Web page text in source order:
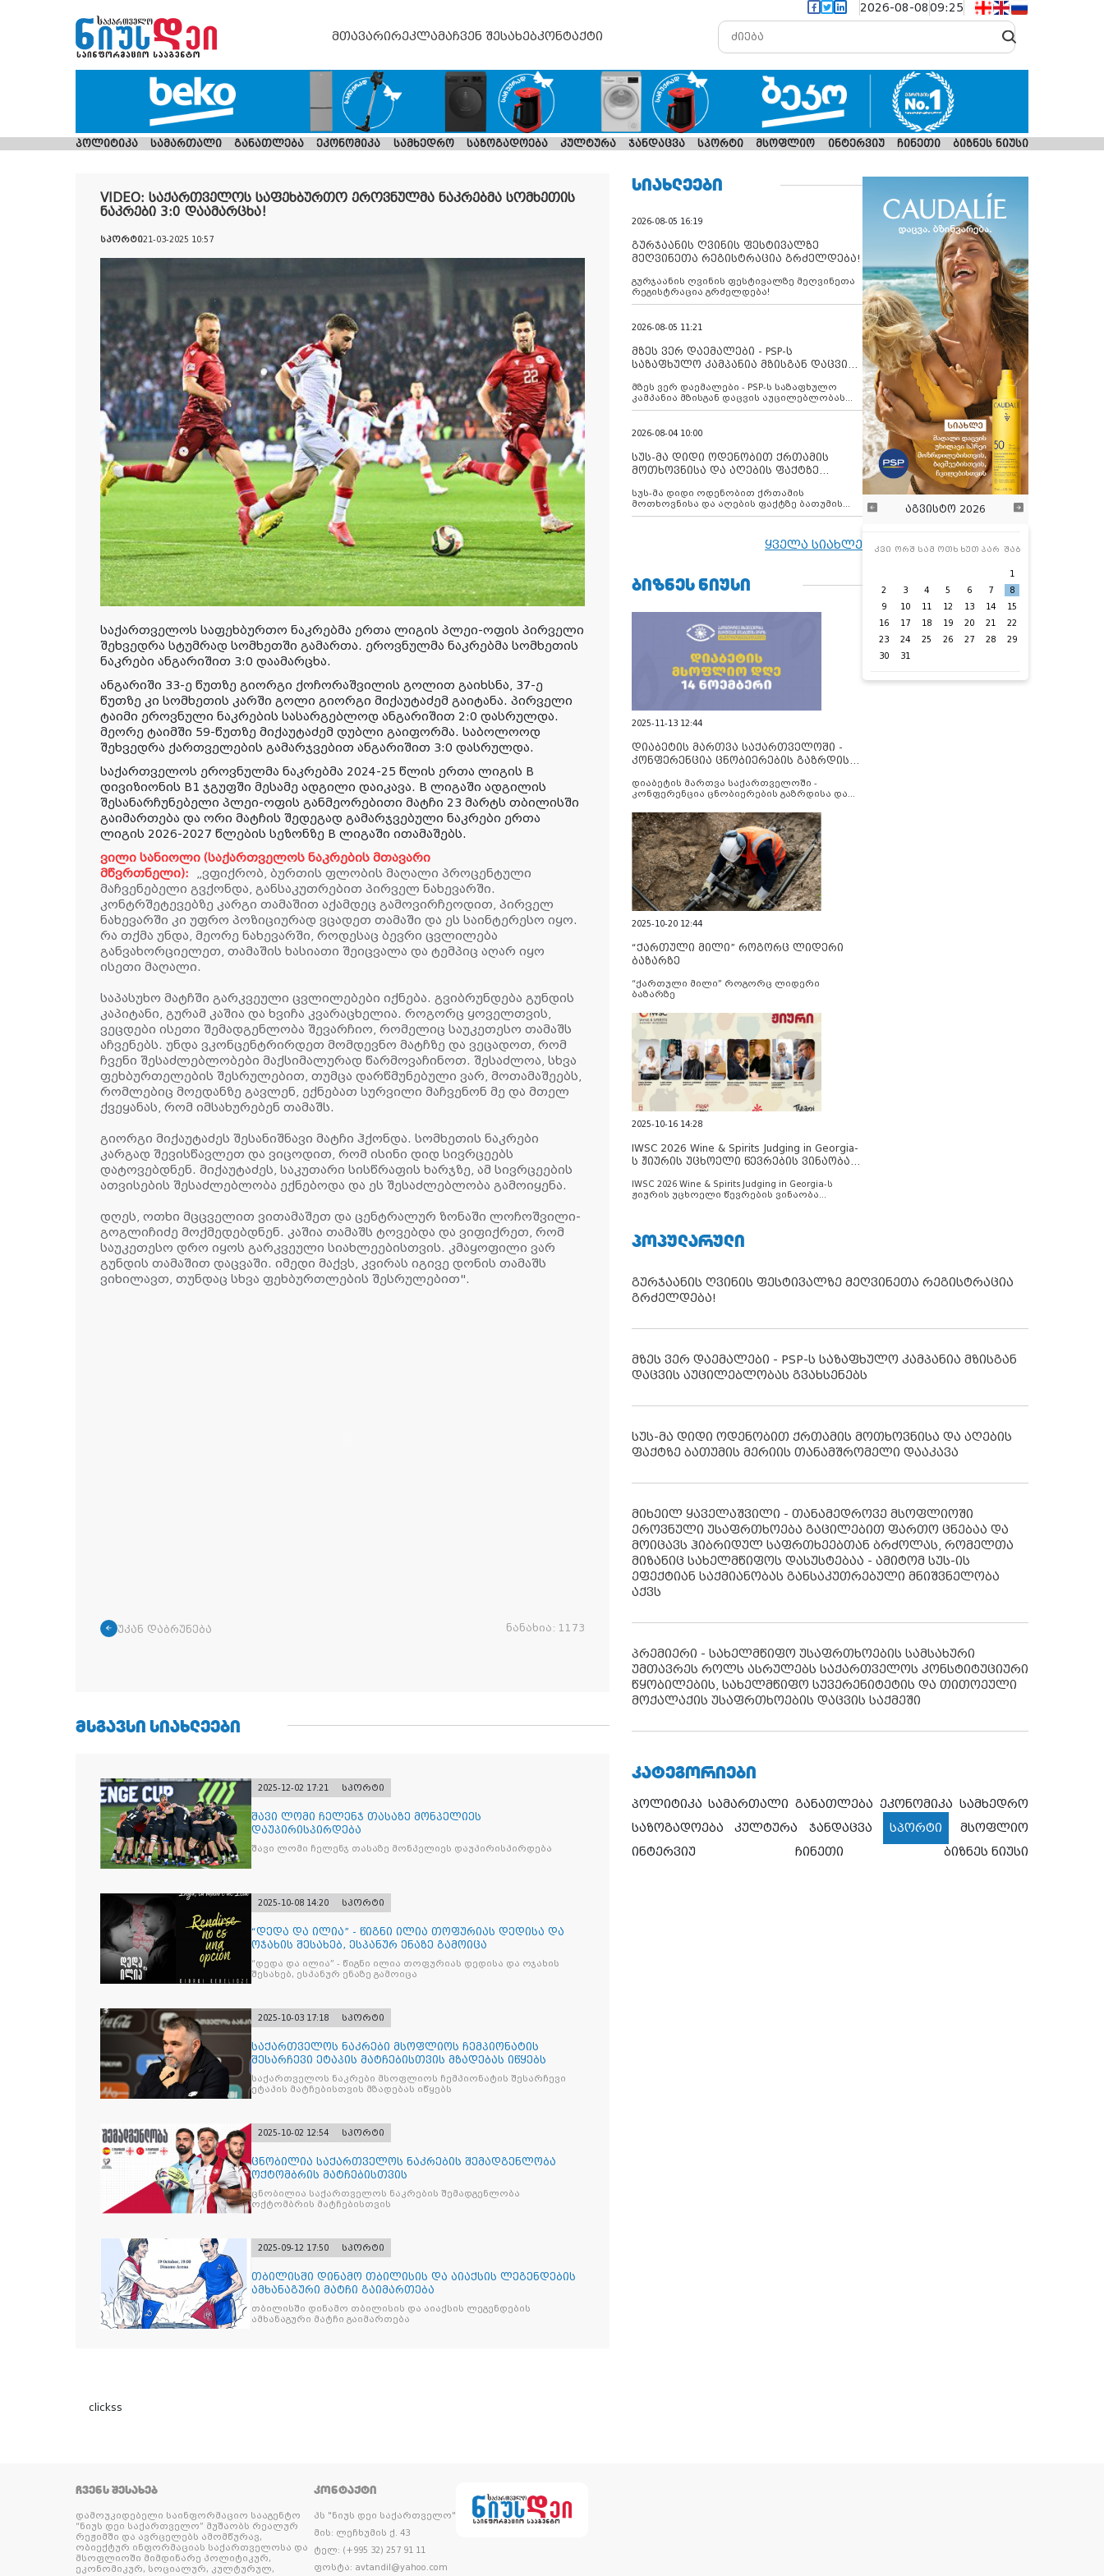
2026-08-0809:25
მთავარირეკლამაჩვენ შესახებკონტაქტი
პოლიტიკა სამართალი განათლება ეკონომიკა სამხედრო საზოგადოება კულტურა ჯანდაცვა სპორტი მსოფლიო ინტერვიუ ჩინეთი ბიზნეს ნიუსი
VIDEO: საქართველოს საფეხბურთო ეროვნულმა ნაკრებმა სომხეთის
ნაკრები 3:0 დაამარცხა!
სპორტი21-03-2025 10:57
საქართველოს საფეხბურთო ნაკრებმა ერთა ლიგის პლეი-ოფის პირველი
შეხვედრა სტუმრად სომხეთში გამართა. ეროვნულმა ნაკრებმა სომხეთის
ნაკრები ანგარიშით 3:0 დაამარცხა.
ანგარიში 33-ე წუთზე გიორგი ქოჩორაშვილის გოლით გაიხსნა, 37-ე
წუთზე კი სომხეთის კარში გოლი გიორგი მიქაუტაძემ გაიტანა. პირველი
ტაიმი ეროვნული ნაკრების სასარგებლოდ ანგარიშით 2:0 დასრულდა.
მეორე ტაიმში 59-წუთზე მიქაუტაძემ დუბლი გაიფორმა. საბოლოოდ
შეხვედრა ქართველების გამარჯვებით ანგარიშით 3:0 დასრულდა.
საქართველოს ეროვნულმა ნაკრებმა 2024-25 წლის ერთა ლიგის B
დივიზიონის B1 ჯგუფში მესამე ადგილი დაიკავა. B ლიგაში ადგილის
შესანარჩუნებელი პლეი-ოფის განმეორებითი მატჩი 23 მარტს თბილისში
გაიმართება და ორი მატჩის შედეგად გამარჯვებული ნაკრები ერთა
ლიგის 2026-2027 წლების სეზონზე B ლიგაში ითამაშებს.
ვილი სანიოლი (საქართველოს ნაკრების მთავარი
მწვრთნელი): „ვფიქრობ, ბურთის ფლობის მაღალი პროცენტული
მაჩვენებელი გვქონდა, განსაკუთრებით პირველ ნახევარში.
კონტრშეტევებზე კარგი თამაშით აქამდეც გამოვირჩეოდით, პირველ
ნახევარში კი უფრო პოზიციურად ვცადეთ თამაში და ეს საინტერესო იყო.
რა თქმა უნდა, მეორე ნახევარში, როდესაც ბევრი ცვლილება
განვახორციელეთ, თამაშის ხასიათი შეიცვალა და ტემპიც აღარ იყო
ისეთი მაღალი.
საპასუხო მატჩში გარკვეული ცვლილებები იქნება. გვიბრუნდება გუნდის
კაპიტანი, გურამ კაშია და ხვიჩა კვარაცხელია. როგორც ყოველთვის,
ვეცდები ისეთი შემადგენლობა შევარჩიო, რომელიც საუკეთესო თამაშს
აჩვენებს. უნდა ვკონცენტრირდეთ მომდევნო მატჩზე და ვეცადოთ, რომ
ჩვენი შესაძლებლობები მაქსიმალურად წარმოვაჩინოთ. შესაძლოა, სხვა
ფეხბურთელების შესრულებით, თუმცა დარწმუნებული ვარ, მოთამაშეებს,
რომლებიც მოედანზე გავლენ, ექნებათ სურვილი მაჩვენონ მე და მთელ
ქვეყანას, რომ იმსახურებენ თამაშს.
გიორგი მიქაუტაძეს შესანიშნავი მატჩი ჰქონდა. სომხეთის ნაკრები
კარგად შევისწავლეთ და ვიცოდით, რომ ისინი დიდ სივრცეებს
დატოვებდნენ. მიქაუტაძეს, საკუთარი სისწრაფის ხარჯზე, ამ სივრცეების
ათვისების შესაძლებლობა ექნებოდა და ეს შესაძლებლობა გამოიყენა.
დღეს, ოთხი მცცველით ვითამაშეთ და ცენტრალურ ზონაში ლოჩოშვილი-
გოგლიჩიძე მოქმედებდნენ. კაშია თამაშს ტოვებდა და ვიფიქრეთ, რომ
საუკეთესო დრო იყოს გარკვეული სიახლეებისთვის. კმაყოფილი ვარ
გუნდის თამაშით დაცვაში. იმედი მაქვს, კვირას იგივე დონის თამაშს
ვიხილავთ, თუნდაც სხვა ფეხბურთლების შესრულებით".
უკან დაბრუნება ნანახია: 1173
ᲛᲡᲒᲐᲕᲡᲘ ᲡᲘᲐᲮᲚᲔᲔᲑᲘ
2025-12-02 17:21 სპორტი
შავი ლომი ჩელენჯ თასაზე მონპელიეს
დაუპირისპირდება
შავი ლომი ჩელენჯ თასაზე მონპელიეს დაუპირისპირდება
2025-10-08 14:20 სპორტი
“დედა და ილია” - წიგნი ილია თოფურიას დედისა და
ოჯახის შესახებ, ესპანურ ენაზე გამოიცა
“დედა და ილია” - წიგნი ილია თოფურიას დედისა და ოჯახის
შესახებ, ესპანურ ენაზე გამოიცა
2025-10-03 17:18 სპორტი
საქართველოს ნაკრები მსოფლიოს ჩემპიონატის
შესარჩევი ეტაპის მატჩებისთვის მზადებას იწყებს
საქართველოს ნაკრები მსოფლიოს ჩემპიონატის შესარჩევი
ეტაპის მატჩებისთვის მზადებას იწყებს
2025-10-02 12:54 სპორტი
ცნობილია საქართველოს ნაკრების შემადგენლობა
ოქტომბრის მატჩებისთვის
ცნობილია საქართველოს ნაკრების შემადგენლობა
ოქტომბრის მატჩებისთვის
2025-09-12 17:50 სპორტი
თბილისში დინამო თბილისის და აიაქსის ლეგენდების
ამხანაგური მატჩი გაიმართება
თბილისში დინამო თბილისის და აიაქსის ლეგენდების
ამხანაგური მატჩი გაიმართება
clickss
ᲡᲘᲐᲮᲚᲔᲔᲑᲘ
2026-08-05 16:19
გურჯაანის ღვინის ფესტივალზე
მეღვინეთა რეგისტრაცია გრძელდება!
გურჯაანის ღვინის ფესტივალზე მეღვინეთა
რეგისტრაცია გრძელდება!
2026-08-05 11:21
მზეს ვერ დაემალები - PSP-ს
საზაფხულო კამპანია მზისგან დაცვის
მზეს ვერ დაემალები - PSP-ს საზაფხულო
კამპანია მზისგან დაცვის აუცილებლობას
გვახსენებს
2026-08-04 10:00
სუს-მა დიდი ოდენობით ქრთამის
მოთხოვნისა და აღების ფაქტზე
დააკავა
სუს-მა დიდი ოდენობით ქრთამის
მოთხოვნისა და აღების ფაქტზე ბათუმის
მერიის თანამშრომელი დააკავა
ყველა სიახლე
ᲑᲘᲖᲜᲔᲡ ᲜᲘᲣᲡᲘ
2025-11-13 12:44
დიაბეტის მართვა საქართველოში -
კონფერენცია ცნობიერების გაზრდისა
დიაბეტის მართვა საქართველოში -
კონფერენცია ცნობიერების გაზრდისა და
2025-10-20 12:44
“ქართული მილი” როგორც ლიდერი
ბაზარზე
“ქართული მილი” როგორც ლიდერი
ბაზარზე
2025-10-16 14:28
IWSC 2026 Wine & Spirits Judging in Georgia-
ს ჟიურის უცხოელი წევრების ვინაობა
IWSC 2026 Wine & Spirits Judging in Georgia-ს
ჟიურის უცხოელი წევრების ვინაობა
აგვისტო 2026
კვი ორშ სამ ოთხ ხუთ პარ შაბ
1
2
3 4 5 6 7
8
9
10 11 12 13 14
15
16
17 18 19 20 21
22
23
24 25 26 27 28
29
30
31
ᲞᲝᲞᲣᲚᲐᲠᲣᲚᲘ
გურჯაანის ღვინის ფესტივალზე მეღვინეთა რეგისტრაცია
გრძელდება!
მზეს ვერ დაემალები - PSP-ს საზაფხულო კამპანია მზისგან
დაცვის აუცილებლობას გვახსენებს
სუს-მა დიდი ოდენობით ქრთამის მოთხოვნისა და აღების
ფაქტზე ბათუმის მერიის თანამშრომელი დააკავა
მიხეილ ყაველაშვილი - თანამედროვე მსოფლიოში
ეროვნული უსაფრთხოება გაცილებით ფართო ცნებაა და
მოიცავს ჰიბრიდულ საფრთხეებთან ბრძოლას, რომელთა
მიზანიც სახელმწიფოს დასუსტებაა - ამიტომ სუს-ის
ეფექტიან საქმიანობას განსაკუთრებული მნიშვნელობა
აქვს
პრემიერი - სახელმწიფო უსაფრთხოების სამსახური
უმთავრეს როლს ასრულებს საქართველოს კონსტიტუციური
წყობილების, სახელმწიფო სუვერენიტეტის და თითოეული
მოქალაქის უსაფრთხოების დაცვის საქმეში
ᲙᲐᲢᲔᲒᲝᲠᲘᲔᲑᲘ
პოლიტიკა სამართალი განათლება ეკონომიკა სამხედრო
საზოგადოება
კულტურა ჯანდაცვა სპორტი
მსოფლიო
ინტერვიუ
ჩინეთი ბიზნეს ნიუსი
ᲩᲕᲔᲜᲡ ᲨᲔᲡᲐᲮᲔᲑ
დამოუკიდებელი საინფორმაციო სააგენტო
“ნიუს დეი საქართველო” მუშაობს რეალურ
რეჟიმში და ავრცელებს ამომწურავ,
ობიექტურ ინფორმაციას საქართველოსა და
მსოფლიოში მიმდინარე პოლიტიკურ,
ეკონომიკურ, სოციალურ, კულტურულ,
ᲙᲝᲜᲢᲐᲥᲢᲘ
პს "ნიუს დეი საქართველო"
მის: ლეჩხუმის ქ. 43
ტელ: (+995 32) 257 91 11
ფოსტა: avtandil@yahoo.com